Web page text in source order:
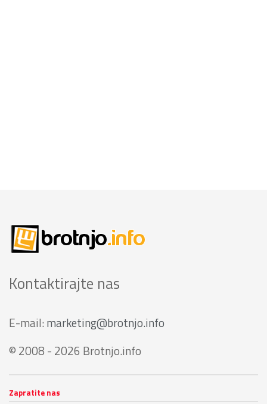
Kontaktirajte nas
E-mail: marketing@brotnjo.info
© 2008 - 2026 Brotnjo.info
Zapratite nas